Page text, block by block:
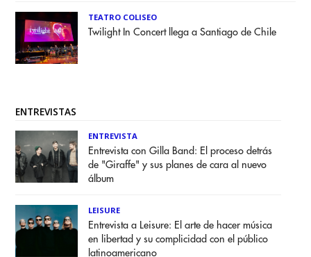
TEATRO COLISEO
Twilight In Concert llega a Santiago de Chile
ENTREVISTAS
ENTREVISTA
Entrevista con Gilla Band: El proceso detrás
de "Giraffe" y sus planes de cara al nuevo
álbum
LEISURE
Entrevista a Leisure: El arte de hacer música
en libertad y su complicidad con el público
latinoamericano